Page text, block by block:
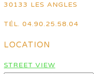
30133 LES ANGLES
TÉL. 04.90.25.58.04
LOCATION
STREET VIEW